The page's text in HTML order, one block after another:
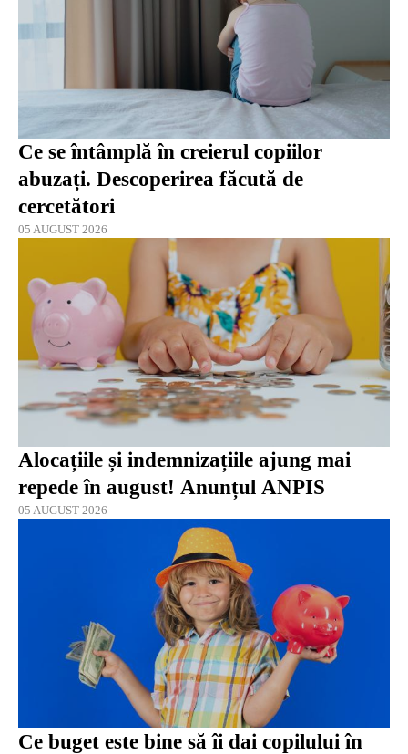
Ce se întâmplă în creierul copiilor
abuzați. Descoperirea făcută de
cercetători
05 AUGUST 2026
Alocațiile și indemnizațiile ajung mai
repede în august! Anunțul ANPIS
05 AUGUST 2026
Ce buget este bine să îi dai copilului în